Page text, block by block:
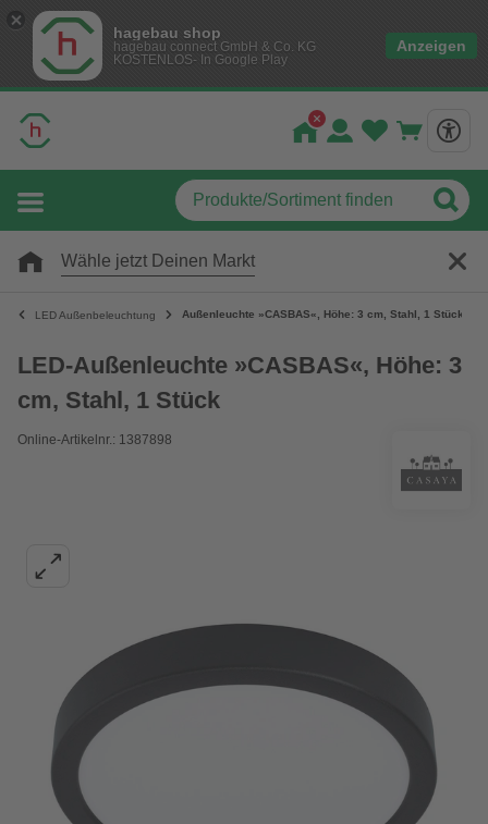
hagebau shop
hagebau connect GmbH & Co. KG
KOSTENLOS- In Google Play
Anzeigen
Wähle jetzt Deinen Markt
LED Außenbeleuchtung Außenleuchte »CASBAS«, Höhe: 3 cm, Stahl, 1 Stück
LED-Außenleuchte »CASBAS«, Höhe: 3
cm, Stahl, 1 Stück
Online-Artikelnr.: 1387898